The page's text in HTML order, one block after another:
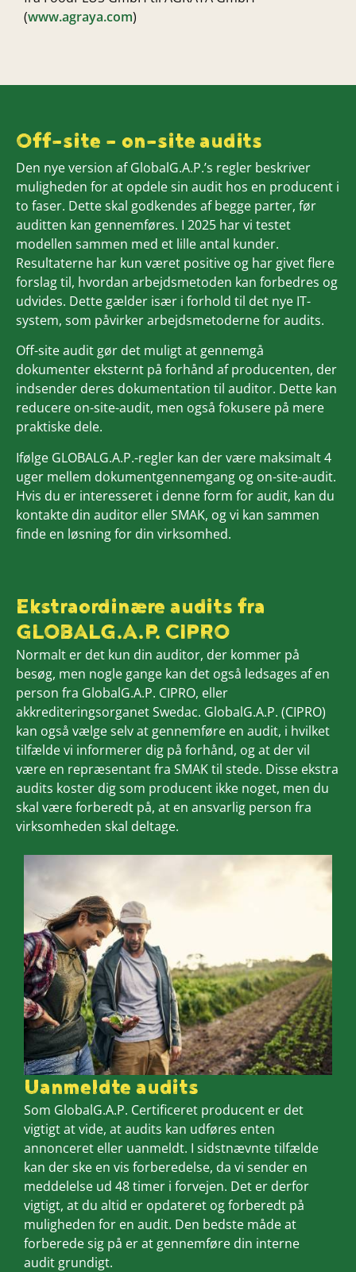
(www.agraya.com)
Off-site - on-site audits
Den nye version af GlobalG.A.P.’s regler beskriver
muligheden for at opdele sin audit hos en producent i
to faser. Dette skal godkendes af begge parter, før
auditten kan gennemføres. I 2025 har vi testet
modellen sammen med et lille antal kunder.
Resultaterne har kun været positive og har givet flere
forslag til, hvordan arbejdsmetoden kan forbedres og
udvides. Dette gælder især i forhold til det nye IT-
system, som påvirker arbejdsmetoderne for audits.
Off-site audit gør det muligt at gennemgå
dokumenter eksternt på forhånd af producenten, der
indsender deres dokumentation til auditor. Dette kan
reducere on-site-audit, men også fokusere på mere
praktiske dele.
Ifølge GLOBALG.A.P.-regler kan der være maksimalt 4
uger mellem dokumentgennemgang og on-site-audit.
Hvis du er interesseret i denne form for audit, kan du
kontakte din auditor eller SMAK, og vi kan sammen
finde en løsning for din virksomhed.
Ekstraordinære audits fra
GLOBALG.A.P. CIPRO
Normalt er det kun din auditor, der kommer på
besøg, men nogle gange kan det også ledsages af en
person fra GlobalG.A.P. CIPRO, eller
akkrediteringsorganet Swedac. GlobalG.A.P. (CIPRO)
kan også vælge selv at gennemføre en audit, i hvilket
tilfælde vi informerer dig på forhånd, og at der vil
være en repræsentant fra SMAK til stede. Disse ekstra
audits koster dig som producent ikke noget, men du
skal være forberedt på, at en ansvarlig person fra
virksomheden skal deltage.
Uanmeldte audits
Som GlobalG.A.P. Certificeret producent er det
vigtigt at vide, at audits kan udføres enten
annonceret eller uanmeldt. I sidstnævnte tilfælde
kan der ske en vis forberedelse, da vi sender en
meddelelse ud 48 timer i forvejen. Det er derfor
vigtigt, at du altid er opdateret og forberedt på
muligheden for en audit. Den bedste måde at
forberede sig på er at gennemføre din interne
audit grundigt.